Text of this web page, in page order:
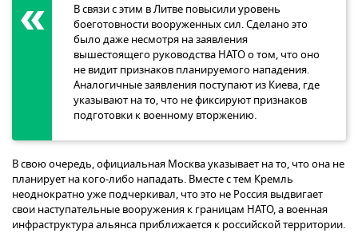
В связи с этим в Литве повысили уровень
боеготовности вооруженных сил. Сделано это
было даже несмотря на заявления
вышестоящего руководства НАТО о том, что оно
не видит признаков планируемого нападения.
Аналогичные заявления поступают из Киева, где
указывают на то, что не фиксируют признаков
подготовки к военному вторжению.
В свою очередь, официальная Москва указывает на то, что она не
планирует на кого-либо нападать. Вместе с тем Кремль
неоднократно уже подчеркивал, что это не Россия выдвигает
свои наступательные вооружения к границам НАТО, а военная
инфраструктура альянса приближается к российской территории.